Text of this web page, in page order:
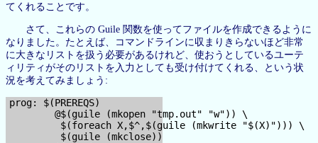
てくれることです。
さて、これらの Guile 関数を使ってファイルを作成できるように
なりました。たとえば、コマンドラインに収まりきらないほど非常
に大きなリストを扱う必要があるけれど、使おうとしているユーテ
ィリティがそのリストを入力としても受け付けてくれる、という状
況を考えてみましょう:
prog: $(PREREQS)
        @$(guile (mkopen "tmp.out" "w")) \
         $(foreach X,$^,$(guile (mkwrite "$(X)"))) \
         $(guile (mkclose))